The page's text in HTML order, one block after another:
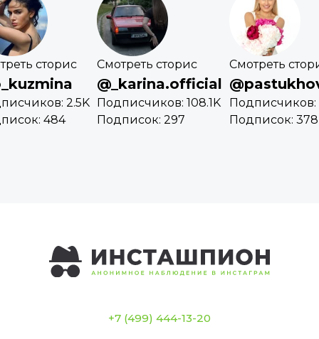
сторис
2.5K
484
Смотреть сторис
@_karina.official
Подписчиков: 108.1K
Подписок: 297
Смотреть
Подписчиков:
Подписок: 378
+7 (499) 444-13-20